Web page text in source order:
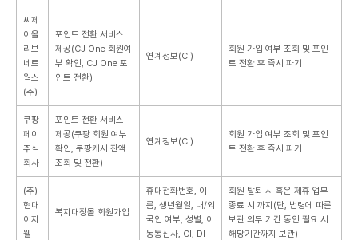
씨제
이올
리브
네트
웍스
(주)
포인트 전환 서비스
제공(CJ One 회원여
부 확인, CJ One 포
인트 전환)
연계정보(CI)
회원 가입 여부 조회 및 포인
트 전환 후 즉시 파기
쿠팡
페이
주식
회사
포인트 전환 서비스
제공(쿠팡 회원 여부
확인, 쿠팡캐시 잔액
조회 및 전환)
연계정보(CI)
회원 가입 여부 조회 및 포인
트 전환 후 즉시 파기
(주)
현대
이지
웰
복지대장몰 회원가입
휴대전화번호, 이
름, 생년월일, 내/외
국인 여부, 성별, 이
동통신사, CI, DI
회원 탈퇴 시 혹은 제휴 업무
종료 시 까지(단, 법령에 따른
보관 의무 기간 동안 필요 시
해당기간까지 보관)